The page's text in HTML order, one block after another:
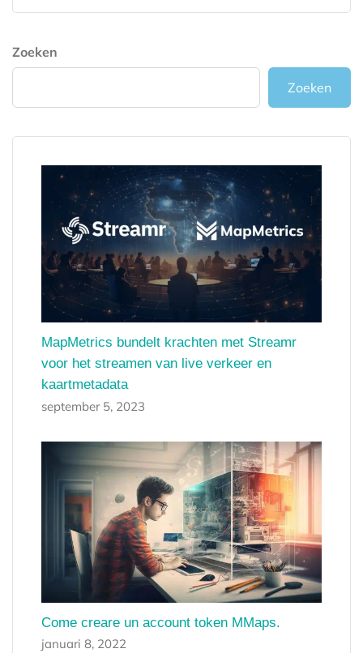
Zoeken
Zoeken
MapMetrics bundelt krachten met Streamr
voor het streamen van live verkeer en
kaartmetadata
september 5, 2023
Come creare un account token MMaps.
januari 8, 2022